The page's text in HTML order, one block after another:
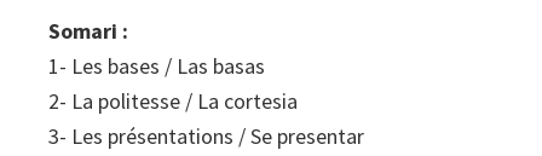
Somari :
1- Les bases / Las basas
2- La politesse / La cortesia
3- Les présentations / Se presentar